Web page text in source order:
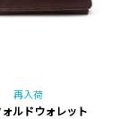
再入荷
ォルドウォレット